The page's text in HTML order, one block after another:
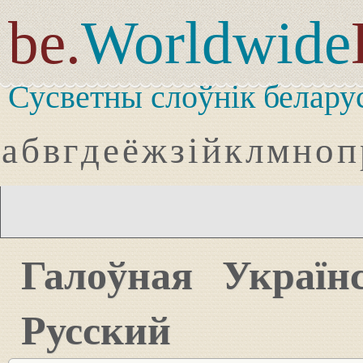
be.Worldwide
Сусветны слоўнік
абвгдеёжзійклмноп
Галоўная
Русский